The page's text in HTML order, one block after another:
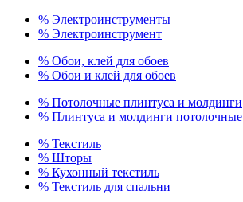
% Электроинструменты
% Электроинструмент
% Обои, клей для обоев
% Обои и клей для обоев
% Потолочные плинтуса и молдинги
% Плинтуса и молдинги потолочные
% Текстиль
% Шторы
% Кухонный текстиль
% Текстиль для спальни